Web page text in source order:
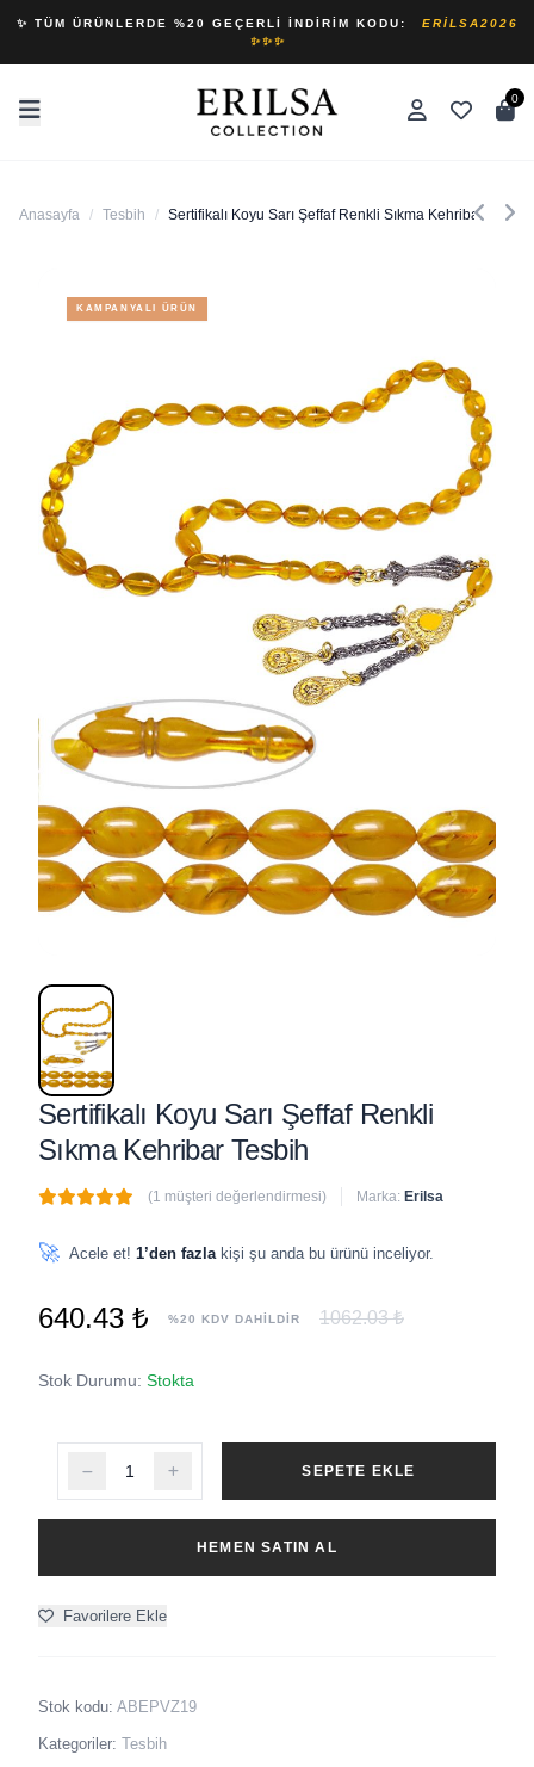
✨ TÜM ÜRÜNLERDE %20 GEÇERLI İNDIRIM KODU:
ERILSA2026
✨✨✨
0
Anasayfa / Tesbih / Sertifikalı Koyu Sarı Şeffaf Renkli Sıkma Kehribar Tesbih
KAMPANYALI ÜRÜN
Sertifikalı Koyu Sarı Şeffaf Renkli
Sıkma Kehribar Tesbih
(1 müşteri değerlendirmesi) Marka: Erilsa
🚀 Acele et! 1’den fazla kişi şu anda bu ürünü inceliyor.
640.43 ₺ %20 KDV DAHİLDİR 1062.03 ₺
Stok Durumu: Stokta
SEPETE EKLE
HEMEN SATIN AL
Favorilere Ekle
Stok kodu: ABEPVZ19
Kategoriler: Tesbih